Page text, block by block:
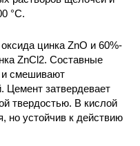
°С.
цинка ZnO и 60%-
ZnCl2. Составные
и смешивают
Цемент затвердевает
твердостью. В кислой
но устойчив к действию